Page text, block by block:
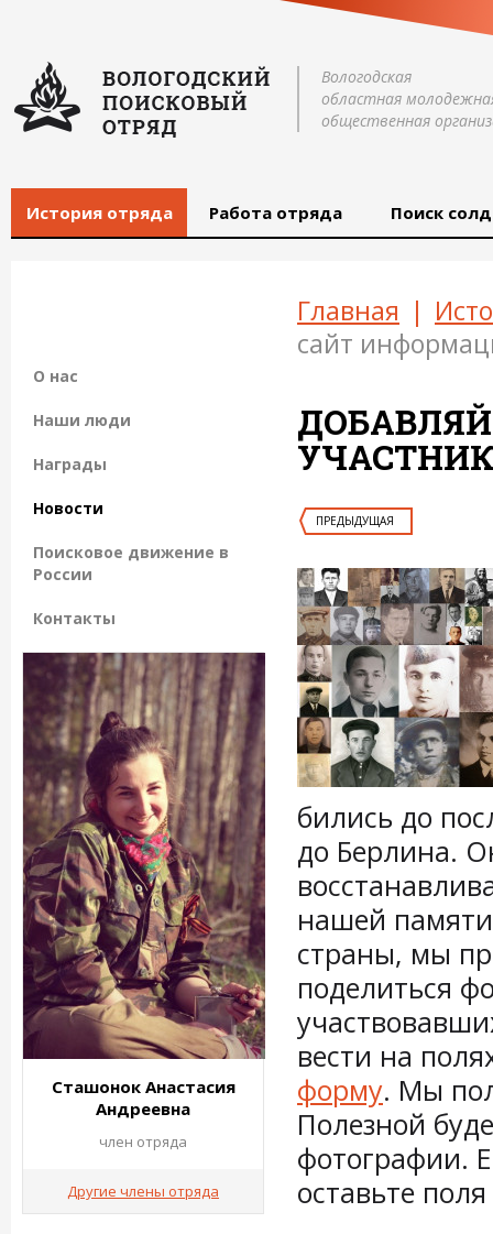
Вологодская
областная
общественная
История отряда Работа отряда Поиск
Главная |
сайт
ПРЕДЫДУЩАЯ
бились до
до Берлина.
нашей
страны, мы
поделиться
вести на
форму. Мы
Полезной
фотографии.
оставьте
О нас
Наши люди
Награды
Новости
Поисковое движение в
России
Контакты
Сташонок Анастасия
Андреевна
член отряда
Другие члены отряда